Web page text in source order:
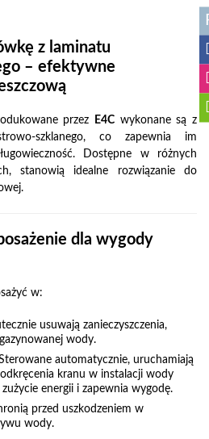
z laminatu
– efektywne
przez E4C wykonane są z
szklanego, co zapewnia im
Dostępne w różnych
stanowią idealne rozwiązanie do
dla wygody
w:
usuwają zanieczyszczenia,
wody.
automatycznie, uruchamiają
kranu w instalacji wody
energii i zapewnia wygodę.
przed uszkodzeniem w
wody.